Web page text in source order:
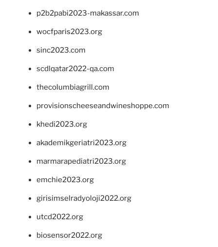
p2b2pabi2023-makassar.com
wocfparis2023.org
sinc2023.com
scdlqatar2022-qa.com
thecolumbiagrill.com
provisionscheeseandwineshoppe.com
khedi2023.org
akademikgeriatri2023.org
marmarapediatri2023.org
emchie2023.org
girisimselradyoloji2022.org
utcd2022.org
biosensor2022.org